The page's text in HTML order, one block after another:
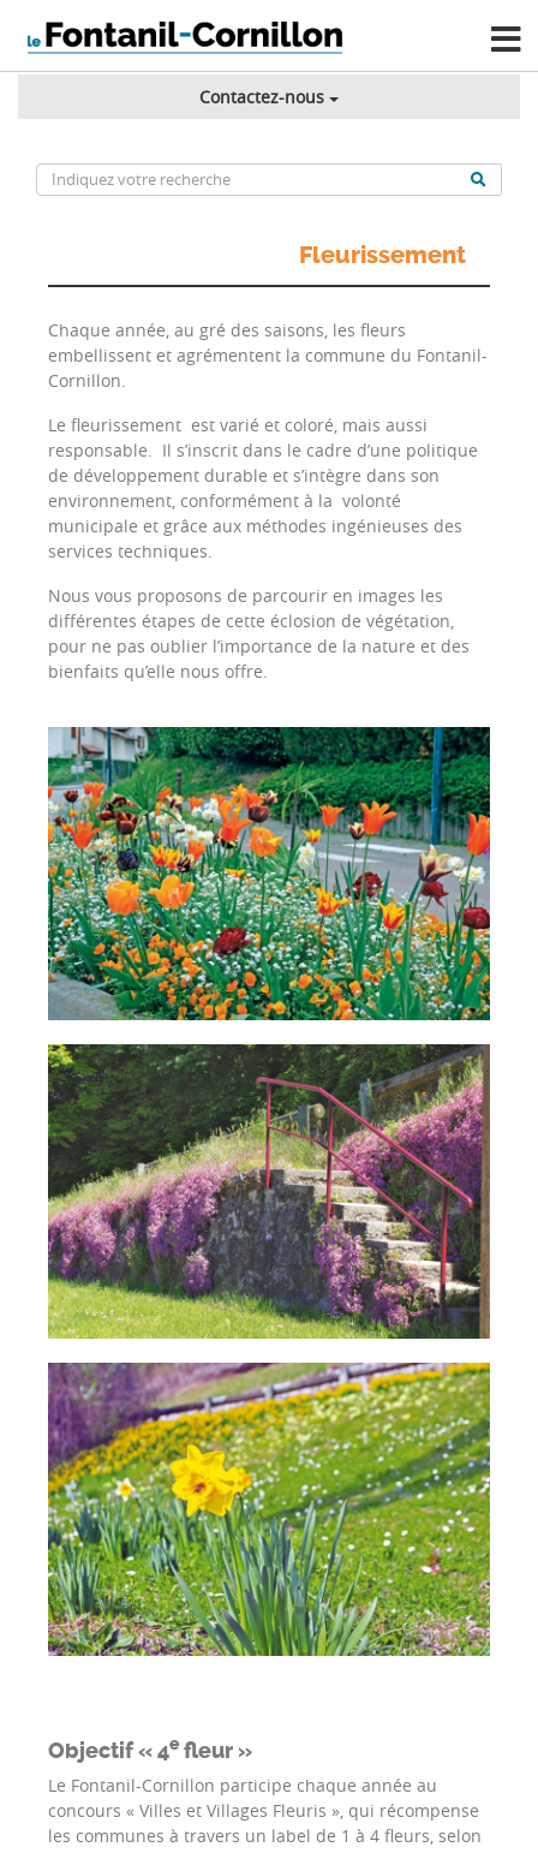
Contactez-nous
Fleurissement
Chaque année, au gré des saisons, les fleurs
embellissent et agrémentent la commune du Fontanil-
Cornillon.
Le fleurissement est varié et coloré, mais aussi
responsable. Il s’inscrit dans le cadre d’une politique
de développement durable et s’intègre dans son
environnement, conformément à la volonté
municipale et grâce aux méthodes ingénieuses des
services techniques.
Nous vous proposons de parcourir en images les
différentes étapes de cette éclosion de végétation,
pour ne pas oublier l’importance de la nature et des
bienfaits qu’elle nous offre.
Objectif « 4efleur »
Le Fontanil-Cornillon participe chaque année au
concours « Villes et Villages Fleuris », qui récompense
les communes à travers un label de 1 à 4 fleurs, selon